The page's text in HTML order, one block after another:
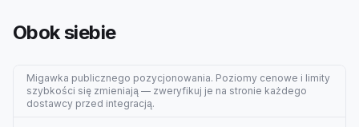
Obok siebie
Migawka publicznego pozycjonowania. Poziomy cenowe i limity
szybkości się zmieniają — zweryfikuj je na stronie każdego
dostawcy przed integracją.